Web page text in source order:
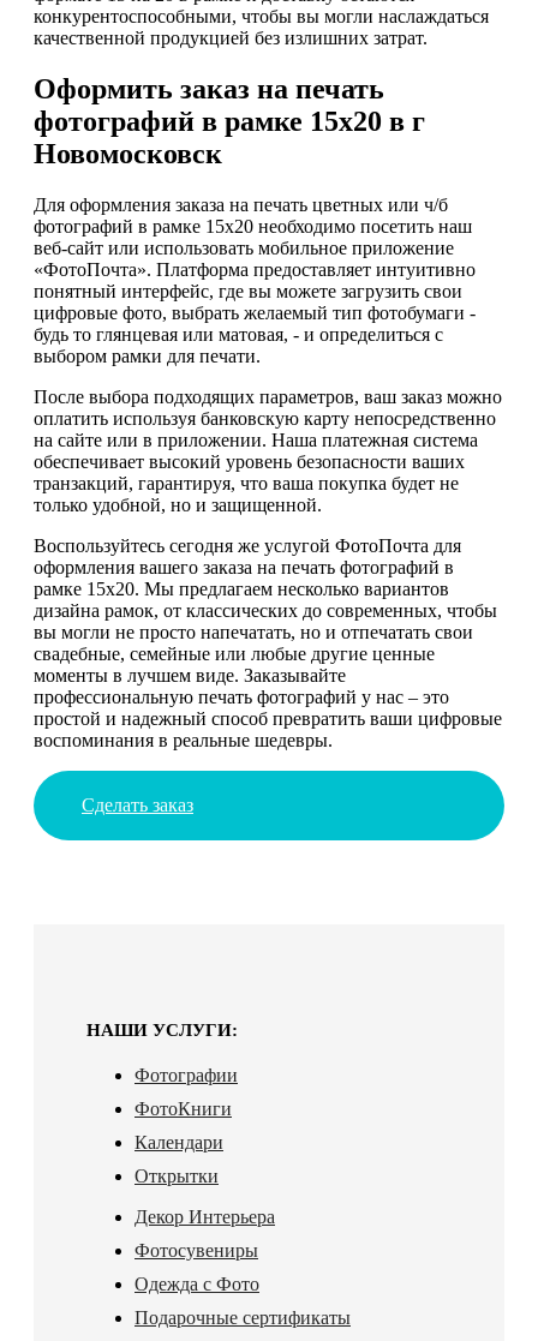
конкурентоспособными, чтобы вы могли наслаждаться
качественной продукцией без излишних затрат.
Оформить заказ на печать
фотографий в рамке 15х20 в г
Новомосковск
Для оформления заказа на печать цветных или ч/б
фотографий в рамке 15х20 необходимо посетить наш
веб-сайт или использовать мобильное приложение
«ФотоПочта». Платформа предоставляет интуитивно
понятный интерфейс, где вы можете загрузить свои
цифровые фото, выбрать желаемый тип фотобумаги -
будь то глянцевая или матовая, - и определиться с
выбором рамки для печати.
После выбора подходящих параметров, ваш заказ можно
оплатить используя банковскую карту непосредственно
на сайте или в приложении. Наша платежная система
обеспечивает высокий уровень безопасности ваших
транзакций, гарантируя, что ваша покупка будет не
только удобной, но и защищенной.
Воспользуйтесь сегодня же услугой ФотоПочта для
оформления вашего заказа на печать фотографий в
рамке 15х20. Мы предлагаем несколько вариантов
дизайна рамок, от классических до современных, чтобы
вы могли не просто напечатать, но и отпечатать свои
свадебные, семейные или любые другие ценные
моменты в лучшем виде. Заказывайте
профессиональную печать фотографий у нас – это
простой и надежный способ превратить ваши цифровые
воспоминания в реальные шедевры.
Сделать заказ
НАШИ УСЛУГИ:
Фотографии
ФотоКниги
Календари
Открытки
Декор Интерьера
Фотосувениры
Одежда с Фото
Подарочные сертификаты